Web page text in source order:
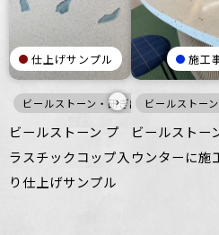
仕上げサンプル
ビールストーン・研ぎ出し仕上げ 寒色
›
ビールストーン プ
ラスチックコップ入
り仕上げサンプル
施工
ビールストー
ビールストー
ウンターに施